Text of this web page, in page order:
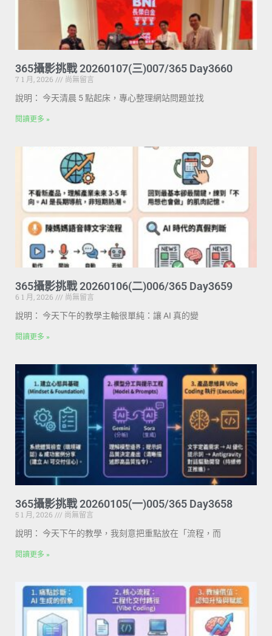
365攝影挑戰 20260107(三)007/365 Day3660
7 1 月, 2026
尚無留言
說明： 今天清晨 5 點起床，專心整理網站問題並找
閱讀更多 »
365攝影挑戰 20260106(二)006/365 Day3659
6 1 月, 2026
尚無留言
說明： 今天下午的教學主軸很單純：讓 AI 真的變
閱讀更多 »
365攝影挑戰 20260105(一)005/365 Day3658
5 1 月, 2026
尚無留言
說明： 今天下午的教學，我刻意把重點放在「流程，而
閱讀更多 »